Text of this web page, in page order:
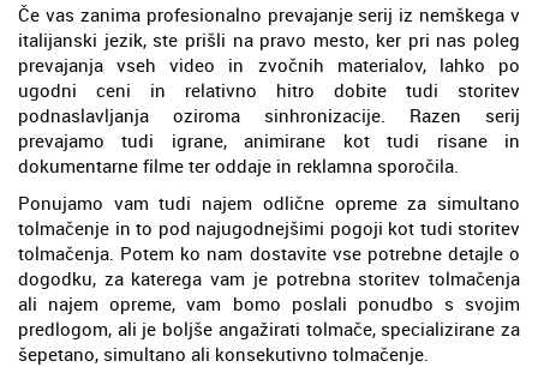
Če vas zanima profesionalno prevajanje serij iz nemškega v
italijanski jezik, ste prišli na pravo mesto, ker pri nas poleg
prevajanja vseh video in zvočnih materialov, lahko po
ugodni ceni in relativno hitro dobite tudi storitev
podnaslavljanja oziroma sinhronizacije. Razen serij
prevajamo tudi igrane, animirane kot tudi risane in
dokumentarne filme ter oddaje in reklamna sporočila.
Ponujamo vam tudi najem odlične opreme za simultano
tolmačenje in to pod najugodnejšimi pogoji kot tudi storitev
tolmačenja. Potem ko nam dostavite vse potrebne detajle o
dogodku, za katerega vam je potrebna storitev tolmačenja
ali najem opreme, vam bomo poslali ponudbo s svojim
predlogom, ali je boljše angažirati tolmače, specializirane za
šepetano, simultano ali konsekutivno tolmačenje.